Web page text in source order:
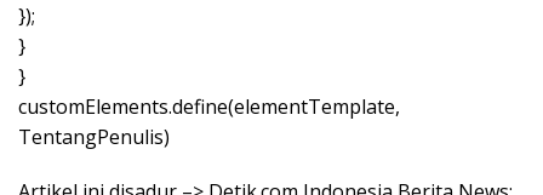
});
}
}
customElements.define(elementTemplate,
TentangPenulis)